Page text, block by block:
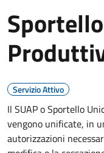
Servizio Attivo
Il SUAP o Sportello
vengono unificate, in
autorizzazioni